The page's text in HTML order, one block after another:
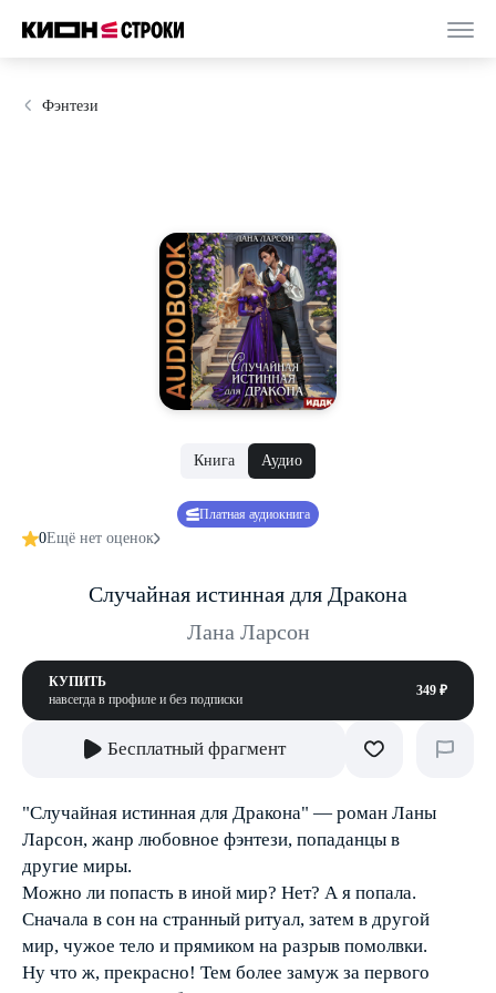
Фэнтези
Книга Аудио
Платная аудиокнига
0Ещё нет оценок
Случайная истинная для Дракона
Лана Ларсон
КУПИТЬ
навсегда в профиле и без подписки
349 ₽
Бесплатный фрагмент
"Случайная истинная для Дракона" — роман Ланы
Ларсон, жанр любовное фэнтези, попаданцы в
другие миры.
Можно ли попасть в иной мир? Нет? А я попала.
Сначала в сон на странный ритуал, затем в другой
мир, чужое тело и прямиком на разрыв помолвки.
Ну что ж, прекрасно! Тем более замуж за первого